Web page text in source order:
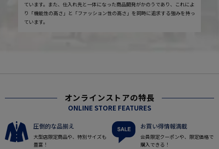
ています。また、仕入れ先と一体になった商品開発がかのうであり、これによ
り「機能性の高さ」と「ファッション性の高さ」を同時に追求する強みを持っ
ています。
オンラインストアの特長
ONLINE STORE FEATURES
圧倒的な品揃え
大型店限定商品や、特別サイズも
豊富！
お買い得情報満載
会員限定クーポンや、限定価格で
購入できる！